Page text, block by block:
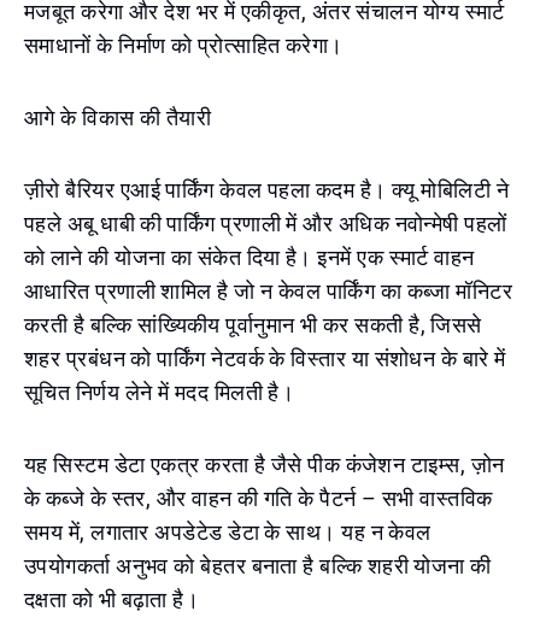
मजबूत करेगा और देश भर में एकीकृत, अंतर संचालन योग्य स्मार्ट
समाधानों के निर्माण को प्रोत्साहित करेगा।
आगे के विकास की तैयारी
ज़ीरो बैरियर एआई पार्किंग केवल पहला कदम है। क्यू मोबिलिटी ने
पहले अबू धाबी की पार्किंग प्रणाली में और अधिक नवोन्मेषी पहलों
को लाने की योजना का संकेत दिया है। इनमें एक स्मार्ट वाहन
आधारित प्रणाली शामिल है जो न केवल पार्किंग का कब्जा मॉनिटर
करती है बल्कि सांख्यिकीय पूर्वानुमान भी कर सकती है, जिससे
शहर प्रबंधन को पार्किंग नेटवर्क के विस्तार या संशोधन के बारे में
सूचित निर्णय लेने में मदद मिलती है।
यह सिस्टम डेटा एकत्र करता है जैसे पीक कंजेशन टाइम्स, ज़ोन
के कब्जे के स्तर, और वाहन की गति के पैटर्न – सभी वास्तविक
समय में, लगातार अपडेटेड डेटा के साथ। यह न केवल
उपयोगकर्ता अनुभव को बेहतर बनाता है बल्कि शहरी योजना की
दक्षता को भी बढ़ाता है।